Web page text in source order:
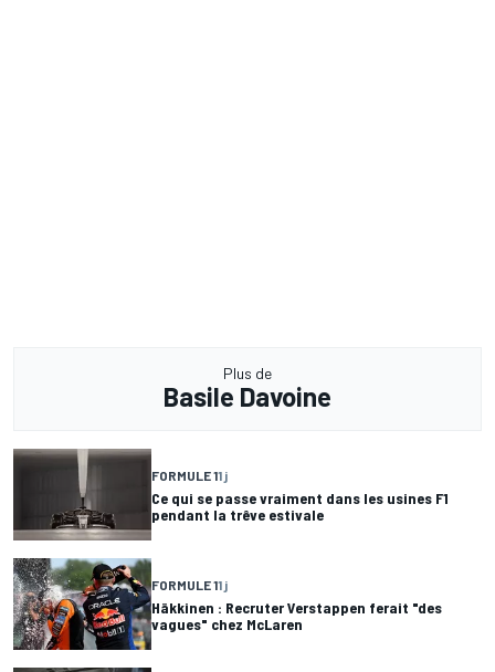
Plus de
Basile Davoine
FORMULE 11 j
Ce qui se passe vraiment dans les usines F1
pendant la trêve estivale
FORMULE 11 j
Häkkinen : Recruter Verstappen ferait "des
vagues" chez McLaren